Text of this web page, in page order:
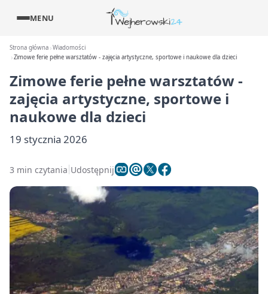
MENU
Strona główna Wiadomości
Zimowe ferie pełne warsztatów - zajęcia artystyczne, sportowe i naukowe dla dzieci
Zimowe ferie pełne warsztatów -
zajęcia artystyczne, sportowe i
naukowe dla dzieci
19 stycznia 2026
3 min czytania Udostępnij